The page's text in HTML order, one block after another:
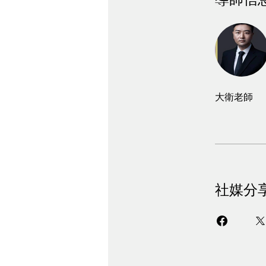
大衛老師
社媒分